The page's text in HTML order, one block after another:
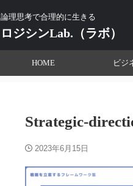
論理思考で合理的に生きる
ロジシンLab.（ラボ）
HOME ビジ
Strategic-
2023年6月15日